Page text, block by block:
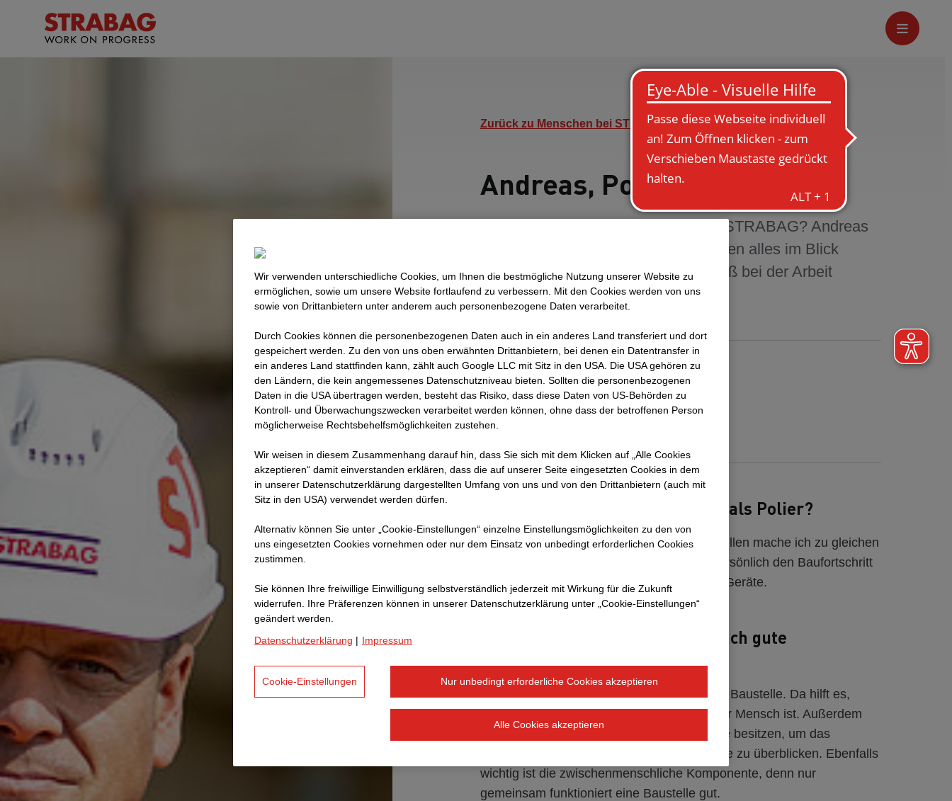
Zurück zu Menschen bei STRABAG
Andreas, Polier im Hochbau
Was macht eigentlich ein Polier bei STRABAG? Andreas
berichtet, was er auf seinen Baustellen alles im Blick
behält und was ihm am meisten Spaß bei der Arbeit
macht.
Name:
Andreas
Firma:
STRABAG AG
Aktuelle Position:
Polier im Hochbau
Was gehört zu deinen Aufgaben als Polier?
Als Polier im Bereich Groß- und Kleinbaustellen mache ich zu gleichen
Teilen klassische Büroarbeit, kontrolliere persönlich den Baufortschritt
und disponiere und bestelle Material sowie Geräte.
Was zeichnet deiner Meinung nach gute
Man behält immer den Überblick über seine Baustelle. Da hilft es,
wenn man ein strukturierter und zielstrebiger Mensch ist. Außerdem
sollte man hohe Kompetenz im Baugewerbe besitzen, um das
Zusammenspiel der verschiedenen Gewerke zu überblicken. Ebenfalls
wichtig ist die zwischenmenschliche Komponente, denn nur
gemeinsam funktioniert eine Baustelle gut.
Wir verwenden unterschiedliche Cookies, um Ihnen die best­mögliche Nutzung unserer Website zu
ermöglichen, sowie um unsere Website fortlaufend zu verbessern. Mit den Cookies werden von uns
sowie von Drittanbietern unter anderem auch personenbezogene Daten verarbeitet.
Durch Cookies können die personenbezogenen Daten auch in ein anderes Land transferiert und dort
gespeichert werden. Zu den von uns oben erwähnten Drittanbietern, bei denen ein Datentransfer in
ein anderes Land stattfinden kann, zählt auch Google LLC mit Sitz in den USA. Die USA gehören zu
den Ländern, die kein angemessenes Datenschutzniveau bieten. Sollten die personenbezogenen
Daten in die USA übertragen werden, besteht das Risiko, dass diese Daten von US-Behörden zu
Kontroll- und Überwachungszwecken verarbeitet werden können, ohne dass der betroffenen Person
möglicherweise Rechtsbehelfsmöglichkeiten zustehen.
Wir weisen in diesem Zusammenhang darauf hin, dass Sie sich mit dem Klicken auf „Alle Cookies
akzeptieren“ damit ein­ver­standen erklären, dass die auf unserer Seite eingesetzten Cookies in dem
in unserer Datenschutzerklärung dargestellten Umfang von uns und von den Drittanbietern (auch mit
Sitz in den USA) verwendet werden dürfen.
Alternativ können Sie unter „Cookie-Einstellungen“ einzelne Einstellungsmöglichkeiten zu den von
uns eingesetzten Cookies vornehmen oder nur dem Einsatz von unbedingt erforderlichen Cookies
zustimmen.
Sie können Ihre freiwillige Einwilligung selbstverständlich jederzeit mit Wirkung für die Zukunft
widerrufen. Ihre Prä­fe­renzen können in unserer Datenschutzerklärung unter „Cookie-Einstellungen“
geändert werden.
Datenschutzerklärung | Impressum
Nur unbedingt erforderliche Cookies akzeptieren
Alle Cookies akzeptieren
Cookie-Einstellungen